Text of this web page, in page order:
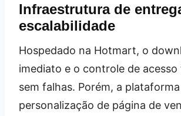
Infraestrutura de
escalabilidade
Hospedado na Hotmart, o
imediato e o controle de acesso
sem falhas. Porém, a
personalização de página de